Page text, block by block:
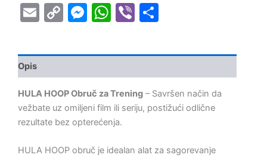
EmailCopyMessenger
WhatsApp
Viber
Opis
HULA HOOP Obruč za Trening – Savršen način da
vežbate uz omiljeni film ili seriju, postižući odlične
rezultate bez opterećenja.
HULA HOOP obruč je idealan alat za sagorevanje